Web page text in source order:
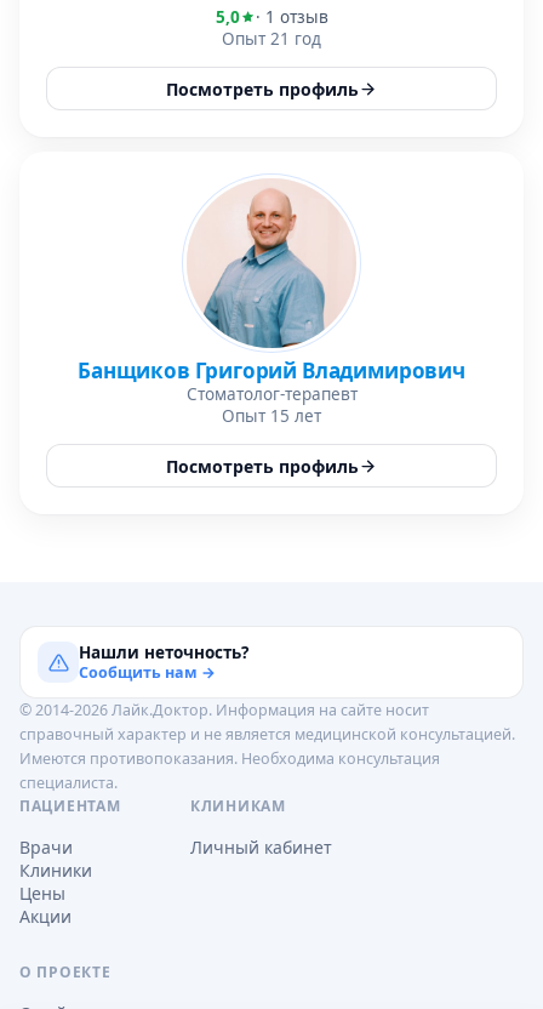
5,0
· 1 отзыв
Опыт 21 год
Посмотреть профиль
Банщиков Григорий Владимирович
Стоматолог-терапевт
Опыт 15 лет
Посмотреть профиль
Нашли неточность?
Сообщить нам →
© 2014-2026 Лайк.Доктор. Информация на сайте носит
справочный характер и не является медицинской консультацией.
Имеются противопоказания. Необходима консультация
специалиста.
ПАЦИЕНТАМ
Врачи
Клиники
Цены
Акции
КЛИНИКАМ
Личный кабинет
О ПРОЕКТЕ